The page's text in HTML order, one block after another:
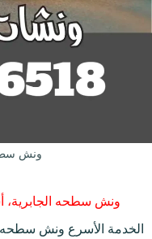
ونش
ونش سطحه الجابرية،
الخدمة الأسرع ونش سطحه